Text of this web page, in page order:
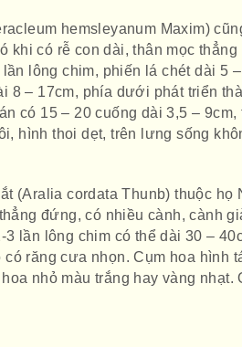
hemsleyanum Maxim)
khi có rễ con dài, thân mọc thẳng
lông chim, phiến lá chét dài 5 –
8 – 17cm, phía dưới phát triển
có 15 – 20 cuống dài 3,5 – 9cm,
hình thoi dẹt, trên lưng sống
(Aralia cordata Thunb) thuộc họ
đứng, có nhiều cành, cành
lần lông chim có thể dài 30 –
răng cưa nhọn. Cụm hoa hình
nhỏ màu trắng hay vàng nhạt.